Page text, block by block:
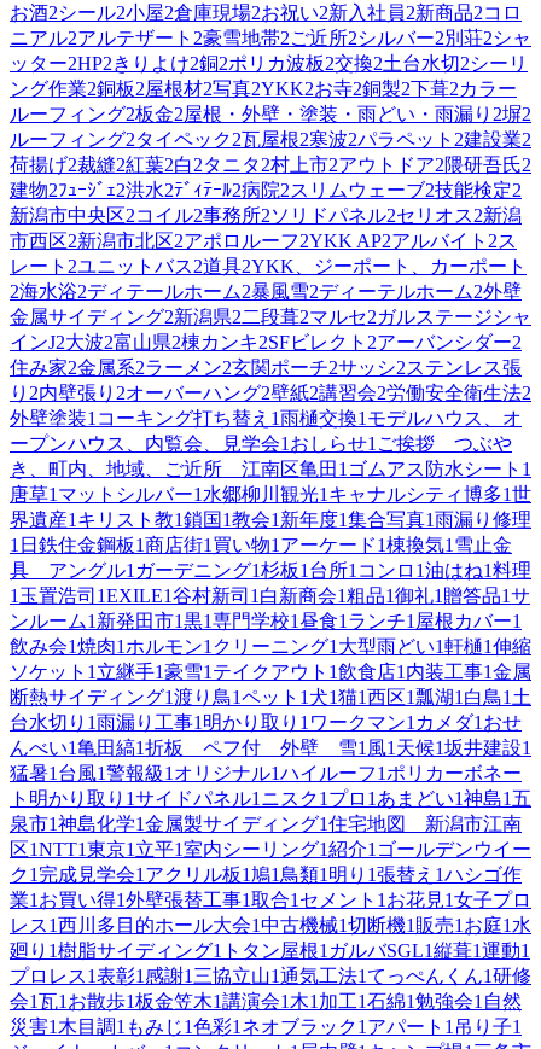
お酒2シール2小屋2倉庫現場2お祝い2新入社員2新商品2コロ
ニアル2アルテザート 2豪雪地帯2ご近所2シルバー2別荘2シャ
ッター2HP2きりよけ2銅2ポリカ波板2交換2土台水切2シーリ
ング作業2銅板2屋根材2写真2YKK2お寺2銅製2下葺2カラー
ルーフィング2板金2屋根・外壁・塗装・雨どい・雨漏り 2塀2
ルーフィング2タイペック2瓦屋根2寒波2パラペット 2建設業2
荷揚げ2裁縫2紅葉2白2タニタ2村上市2アウトドア2隈研吾氏2
建物2ﾌｭｰｼﾞｪ2洪水2ﾃﾞｨﾃｰﾙ2病院2スリムウェーブ2技能検定2
新潟市中央区2コイル2事務所2ソリドパネル2セリオス2新潟
市西区2新潟市北区2アポロルーフ2YKK AP2アルバイト 2ス
レート 2ユニットバス2道具2YKK、ジーポート、カーポート
2海水浴2ディテールホーム2暴風雪2ディーテルホーム2外壁
金属サイディング2新潟県2二段葺2マルセ2ガルステージシャ
インJ2大波2富山県2棟カンキ2SFビレクト 2アーバンシダー2
住み家2金属系2ラーメン2玄関ポーチ2サッシ2ステンレス張
り 2内壁張り 2オーバーハング2壁紙2講習会2労働安全衛生法2
外壁塗装1 コーキング打ち替え 1雨樋交換1 モデルハウス、オ
ープンハウス、内覧会、見学会1 おしらせ1 ご挨拶 つぶや
き、町内、地域、ご近所 江南区亀田 1 ゴムアス防水シート 1
唐草1 マットシルバー1 水郷柳川観光1 キャナルシティ博多1世
界遺産1 キリスト教1鎖国1教会1 新年度1集合写真1雨漏り修理
1 日鉄住金鋼板1商店街1 買い物1 アーケード1棟換気1 雪止金
具 アングル1 ガーデニング1杉板1 台所1 コンロ 1油はね1料理
1 玉置浩司 1EXILE1谷村新司 1 白新商会1粗品1御礼1 贈答品1サ
ンルーム1 新発田市1黒1専門学校1昼食1 ランチ1 屋根カバー1
飲み会1焼肉1 ホルモン1 クリーニング1 大型雨どい1軒樋1伸縮
ソケット 1 立継手1豪雪1 テイクアウト 1飲食店1 内装工事1金属
断熱サイディング1渡り鳥1ペット 1 犬1猫1西区1瓢湖1 白鳥1 土
台水切り 1雨漏り工事1 明かり取り 1 ワークマン1 カメダ1 おせ
んべい1亀田縞1折板 ペフ付 外壁 雪1 風1 天候1坂井建設1
猛暑1 台風1警報級1 オリジナル1ハイルーフ1 ポリカーボネー
ト明かり取り 1サイドパネル1 ニスク1 プロ 1 あまどい1神島1 五
泉市1神島化学1金属製サイディング1住宅地図 新潟市江南
区1NTT1東京1 立平1室内シーリング1紹介1 ゴールデンウイー
ク1 完成見学会1 アクリル板1鳩1 鳥類1 明り 1張替え 1ハシゴ作
業1 お買い得1外壁張替工事1取合1 セメント 1 お花見1女子プロ
レス1西川多目的ホール大会1中古機械1切断機1 販売1 お庭1 水
廻り 1樹脂サイディング1 トタン屋根1 ガルバSGL1縦葺1運動1
プロレス1表彰1感謝1 三協立山1通気工法1てっぺんくん1研修
会1瓦1 お散歩1板金笠木1講演会1 木1 加工1石綿1勉強会1 自然
災害1 木目調1 もみじ1色彩1 ネオブラック1 アパート 1 吊り子1